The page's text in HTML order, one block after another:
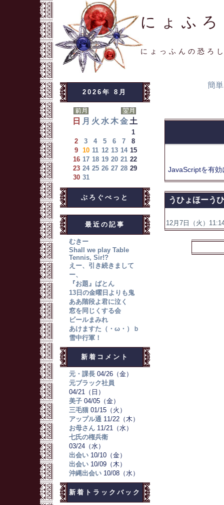
にょふ
にょっふんの恐ろ
2026年 8月
日 月 火 水 木 金 土
1
2
3 4 5 6 7
8
9 10 11 12 13 14 15
16 17 18 19 20 21 22
23 24 25 26 27 28 29
30 31
ぶろぐぺっと
最近の記事
むきー
Shall we play Table
Tennis, Sir!?
えー、引き続きまして
ー、
『お題』ばとん
13日の金曜日よりも鬼
ああ階段よ君に泣く
窓を同じくする会
ビールまみれ
あけますた（・ω・）ｂ
雪中行軍！
新着コメント
元・課長04/26（金）
元ブラック社員
04/21（日）
美子04/05（金）
三毛猫01/15（火）
アップル通11/22（木）
お母さん11/21（水）
七氏の権兵衛
03/24（水）
出会い10/10（金）
出会い10/09（木）
沖縄出会い10/08（水）
新着トラックバック
簡
JavaScriptを有効
うひょほーう
12月7日（火）